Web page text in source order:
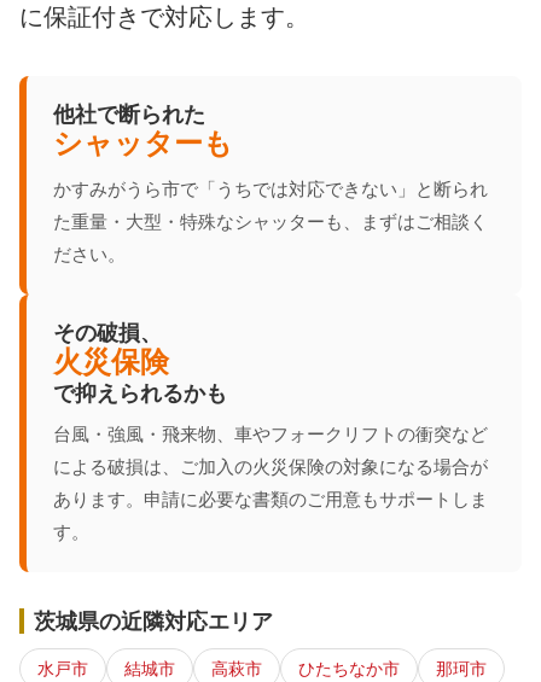
に保証付きで対応します。
他社で断られた
シャッターも
かすみがうら市で「うちでは対応できない」と断られ
た重量・大型・特殊なシャッターも、まずはご相談く
ださい。
その破損、
火災保険
で抑えられるかも
台風・強風・飛来物、車やフォークリフトの衝突など
による破損は、ご加入の火災保険の対象になる場合が
あります。申請に必要な書類のご用意もサポートしま
す。
茨城県の近隣対応エリア
水戸市 結城市 高萩市 ひたちなか市
那珂市